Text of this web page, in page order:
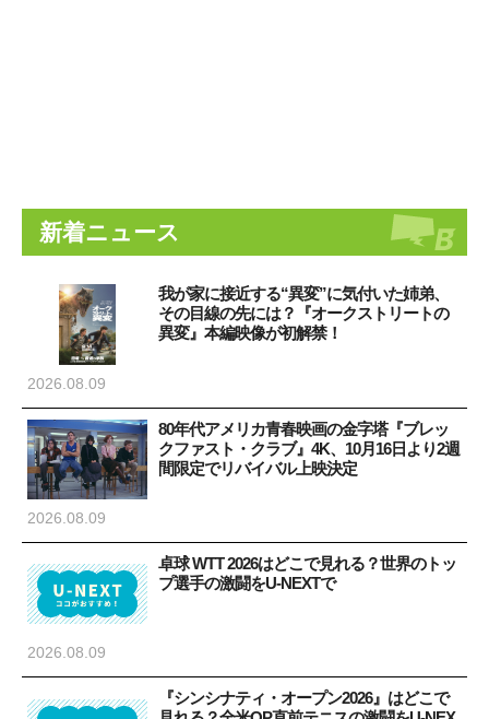
新着ニュース
我が家に接近する“異変”に気付いた姉弟、
その目線の先には？『オークストリートの
異変』本編映像が初解禁！
2026.08.09
80年代アメリカ青春映画の金字塔『ブレッ
クファスト・クラブ』4K、10月16日より2週
間限定でリバイバル上映決定
2026.08.09
卓球 WTT 2026はどこで見れる？世界のトッ
プ選手の激闘をU-NEXTで
2026.08.09
『シンシナティ・オープン2026』はどこで